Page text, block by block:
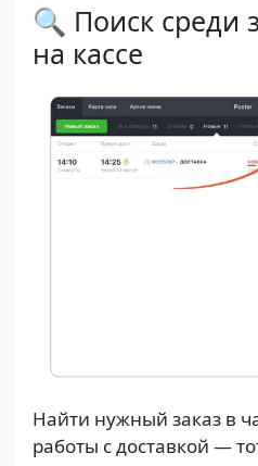
🔍 Поиск среди
на кассе
Найти нужный заказ в
работы с доставкой —